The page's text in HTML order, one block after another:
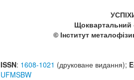
Щоквартальний
© Інститут
ISSN: 1608-1021 (друковане видання);
UFMSBW